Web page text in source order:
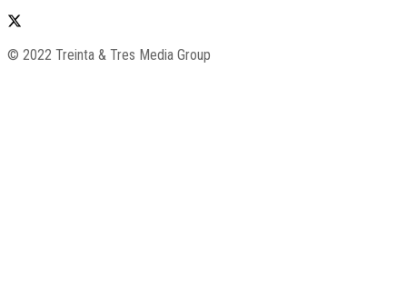
© 2022 Treinta & Tres Media Group